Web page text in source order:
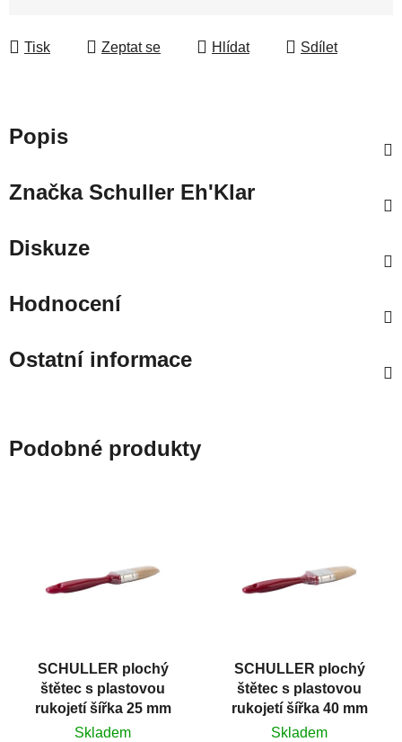
Tisk Zeptat se Hlídat Sdílet
Popis
ZnačkaSchuller Eh'Klar
Diskuze
Hodnocení
Ostatní informace
Podobné produkty
SCHULLER plochý
štětec s plastovou
rukojetí šířka 25 mm
Skladem
SCHULLER plochý
štětec s plastovou
rukojetí šířka 40 mm
Skladem